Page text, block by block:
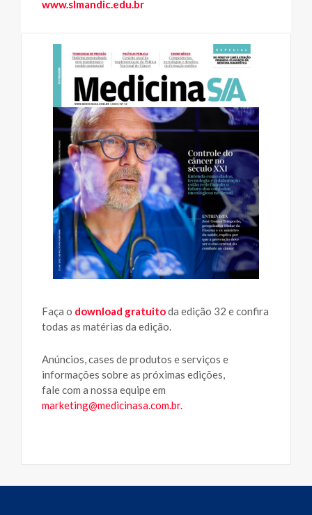
www.slmandic.edu.br
Faça o download gratuitoda edição 32 e confira
todas as matérias da edição.
Anúncios, cases de produtos e serviços e
informações sobre as próximas edições,
fale com a nossa equipe em
marketing@medicinasa.com.br.